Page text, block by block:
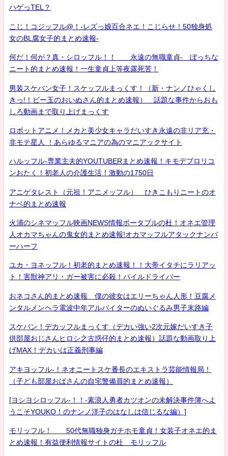
ハゲっTEL？
こじ！コジッフル@！-レズっ娘百合ネエ！こじらせ！50独身処
女のBL腐女子的まとめ速報-
何だ！何が？真・シロッフル！！ 永遠の無職童貞- ぼっちな
ニート的まとめ速報！一生童貞上等夜露死苦！
男装スケバン女子！スケッフルまっくす！（新・ナンノひゃくし
きっ!！ビー玉のおいぬさん的まとめ速報） 話題な事件からおも
しろ動画まで取り上げまっくす
ロボットアニメ！メカと美少女キャラだいすき永遠の非リア充・
非モテ星人 ！あらゆるマニアの為のマニアックサイト
ハルッフル-専業主夫的YOUTUBERまとめ速報！キモデブロリコ
ンおたく！初老人の介護生活！激動の1750日
アニゲタレスト（元祖！アニメッフル） ひきこもりニートのオ
ナベ的まとめ速報
火浦のシネマッフル映画NEWS情報ポータブルの杜！オネエ管理
人オカマちゃんの鬼女的まとめ速報!オカマッフルアタックナンバ
ーハーフ
ユカ・ヨネッフル！初老的まとめ速報！！大帝イタチにラリアッ
ト！害獣神アリ・ガー被害に必殺！パイルドライバー
おネコさん的まとめ速報 僕の彼女はエリーちゃん人形！豆腐メ
ンタルメンヘラ電波中年アルバイターのぬいぐるみ男子末路編
スケバン！デカッフルまっくす（デカい強い2次元嫁だいすき子
供部屋おじさんヒロシ之古惑仔的まとめ速報）話題な動画取り上
げMAX！デカいは正義刑事編
アキヨッフル-！ネオニートスケ番長のエキストラ芸能情報局！
（子ども部屋おばさんの自宅警備員的まとめ速報）
[ヨシヨシロッフル-！！-素浪人勇者カツオンの未解決事件簿へよ
うこそYOUKO！のナンノ洋子のはなしは信じるな編）]
モリッフル！ 50代無職独身ガチホモ童貞！女装子オネエ的ま
とめ速報！有益便利情報サイトの杜 モリッフル